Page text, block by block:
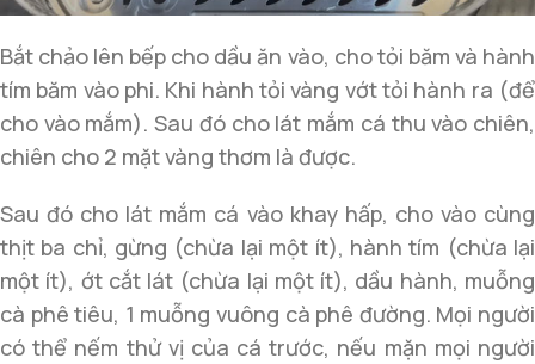
Bắt chảo lên bếp cho dầu ăn vào, cho tỏi băm và hành
tím băm vào phi. Khi hành tỏi vàng vớt tỏi hành ra (để
cho vào mắm). Sau đó cho lát mắm cá thu vào chiên,
chiên cho 2 mặt vàng thơm là được.
Sau đó cho lát mắm cá vào khay hấp, cho vào cùng
thịt ba chỉ, gừng (chừa lại một ít), hành tím (chừa lại
một ít), ớt cắt lát (chừa lại một ít), dầu hành, muỗng
cà phê tiêu, 1 muỗng vuông cà phê đường. Mọi người
có thể nếm thử vị của cá trước, nếu mặn mọi người